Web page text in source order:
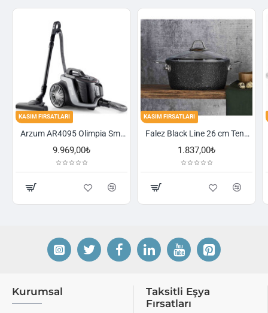
Arzum AR4095 Olimpia Smart Cyclone Filtreli Süpürge - Füme
KASIM FIRSATLARI
Falez Black Line 26 cm Tencere
KASIM FIRSATLARI
Kurumsal
Taksitli Eşya
Fırsatları